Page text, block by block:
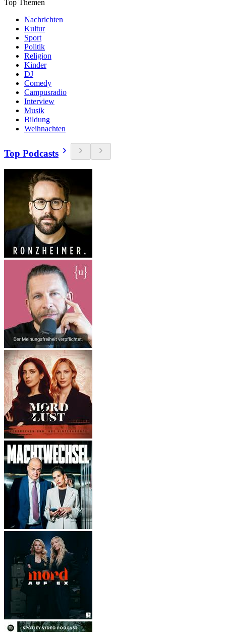
Top Themen
Nachrichten
Kultur
Sport
Politik
Religion
Kinder
DJ
Comedy
Campusradio
Interview
Musik
Bildung
Weihnachten
Top Podcasts